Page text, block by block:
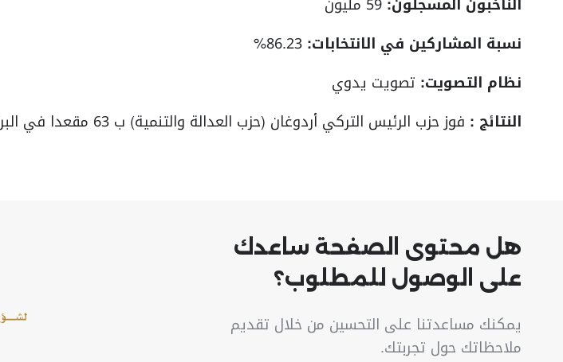
نسبة المشاركين في الانتخابات:
نظام التصويت: تصويت يدوي
النتائج : فوز حزب الرئيس التركي أردوغان (حزب العدالة والتنمية) ب 63 مقعدا في البرلمان
هل محتوى الصفحة ساعدك
على الوصول للمطلوب؟
يمكنك مساعدتنا على التحسين من خلال تقديم
ملاحظاتك حول تجربتك.